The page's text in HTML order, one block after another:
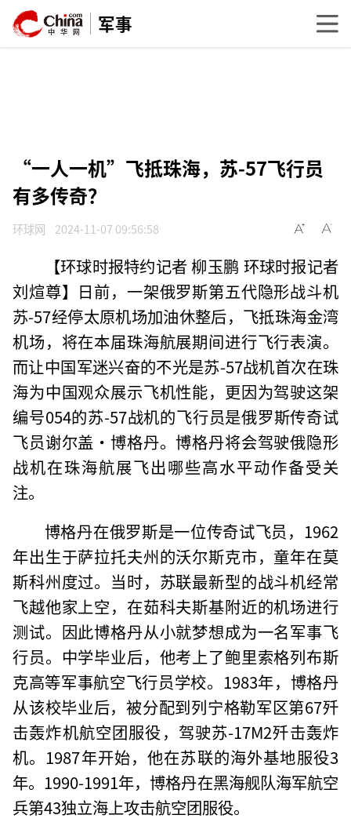
军事
“一人一机”飞抵珠海，苏-57飞行员
有多传奇？
环球网 2024-11-07 09:56:58
【环球时报特约记者 柳玉鹏 环球时报记者
刘煊尊】日前，一架俄罗斯第五代隐形战斗机
苏-57经停太原机场加油休整后，飞抵珠海金湾
机场，将在本届珠海航展期间进行飞行表演。
而让中国军迷兴奋的不光是苏-57战机首次在珠
海为中国观众展示飞机性能，更因为驾驶这架
编号054的苏-57战机的飞行员是俄罗斯传奇试
飞员谢尔盖·博格丹。博格丹将会驾驶俄隐形
战机在珠海航展飞出哪些高水平动作备受关
注。
博格丹在俄罗斯是一位传奇试飞员，1962
年出生于萨拉托夫州的沃尔斯克市，童年在莫
斯科州度过。当时，苏联最新型的战斗机经常
飞越他家上空，在茹科夫斯基附近的机场进行
测试。因此博格丹从小就梦想成为一名军事飞
行员。中学毕业后，他考上了鲍里索格列布斯
克高等军事航空飞行员学校。1983年，博格丹
从该校毕业后，被分配到列宁格勒军区第67歼
击轰炸机航空团服役，驾驶苏-17M2歼击轰炸
机。1987年开始，他在苏联的海外基地服役3
年。1990-1991年，博格丹在黑海舰队海军航空
兵第43独立海上攻击航空团服役。